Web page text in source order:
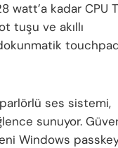
watt’a kadar CPU
tuşu ve akıllı
ses sistemi,
sunuyor.
Windows